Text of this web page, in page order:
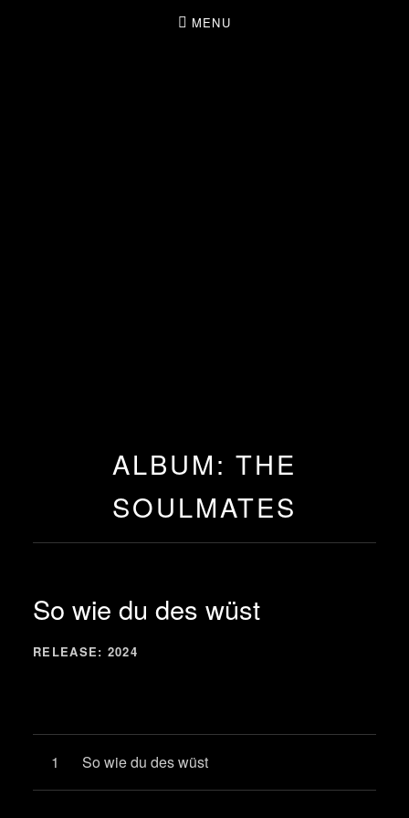
MENU
ALBUM: THE
SOULMATES
So wie du des wüst
RECORD DETAILS
RELEASE 2024
Record Tracklist
So wie du des wüst